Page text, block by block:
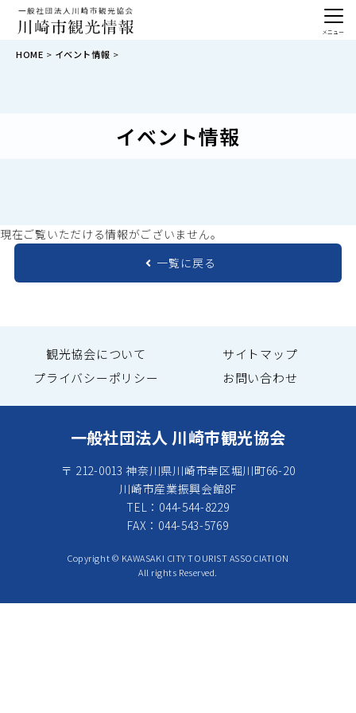
HOME イベント情報
イベント情報
現在ご覧いただける情報がございません。
一覧に戻る
観光協会について
サイトマップ
プライバシーポリシー
お問い合わせ
一般社団法人 川崎市観光協会
〒 212-0013 神奈川県川崎市幸区堀川町66-20
川崎市産業振興会館8F
TEL：044-544-8229
FAX：044-543-5769
Copyright © KAWASAKI CITY TOURIST ASSOCIATION
All rights Reserved.
メニュー